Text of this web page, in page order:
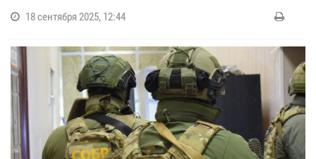
18 сентября 2025, 12:44